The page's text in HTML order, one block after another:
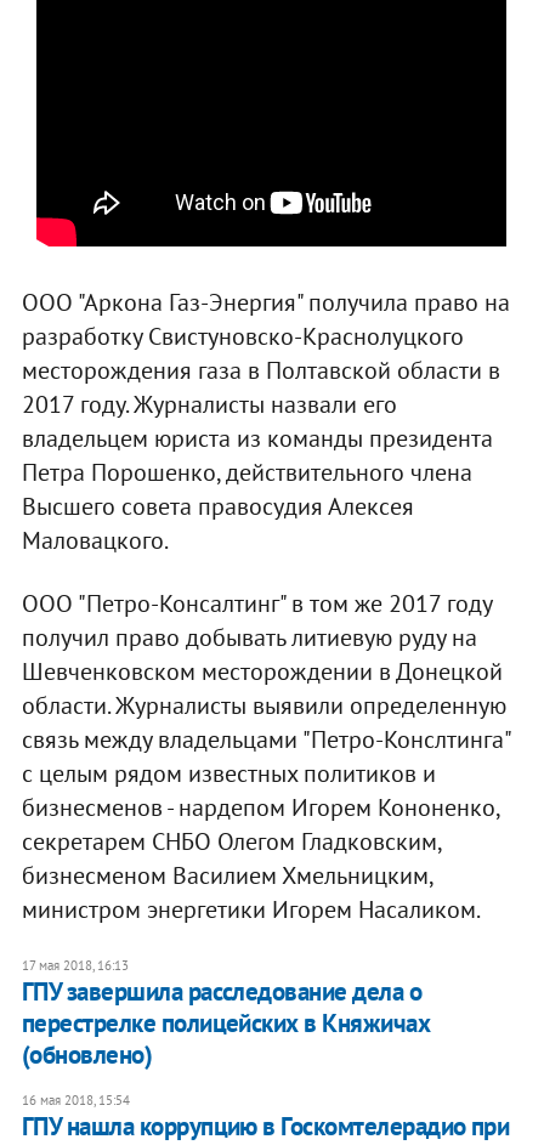
ООО "Аркона Газ-Энергия" получила право на
разработку Свистуновско-Краснолуцкого
месторождения газа в Полтавской области в
2017 году. Журналисты назвали его
владельцем юриста из команды президента
Петра Порошенко, действительного члена
Высшего совета правосудия Алексея
Маловацкого.
ООО "Петро-Консалтинг" в том же 2017 году
получил право добывать литиевую руду на
Шевченковском месторождении в Донецкой
области. Журналисты выявили определенную
связь между владельцами "Петро-Конслтинга"
с целым рядом известных политиков и
бизнесменов - нардепом Игорем Кононенко,
секретарем СНБО Олегом Гладковским,
бизнесменом Василием Хмельницким,
министром энергетики Игорем Насаликом.
17 мая 2018, 16:13
ГПУ завершила расследование дела о
перестрелке полицейских в Княжичах
(обновлено)
16 мая 2018, 15:54
ГПУ нашла коррупцию в Госкомтелерадио при